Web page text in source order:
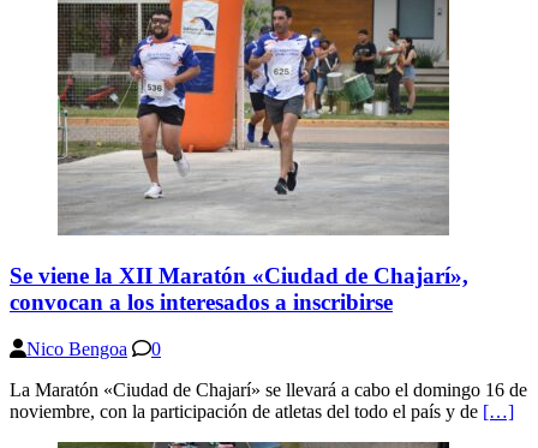
Se viene la XII Maratón «Ciudad de Chajarí»,
convocan a los interesados a inscribirse
Nico Bengoa
0
La Maratón «Ciudad de Chajarí» se llevará a cabo el domingo 16 de
noviembre, con la participación de atletas del todo el país y de […]